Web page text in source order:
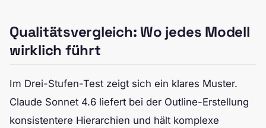
Qualitätsvergleich: Wo jedes Modell
wirklich führt
Im Drei-Stufen-Test zeigt sich ein klares Muster.
Claude Sonnet 4.6 liefert bei der Outline-Erstellung
konsistentere Hierarchien und hält komplexe